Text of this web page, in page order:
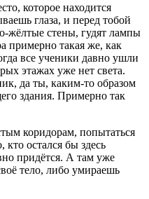
которое находится
глаза, и перед тобой
жёлтые стены, гудят лампы
примерно такая же, как
все ученики давно ушли
этажах уже нет света.
да ты, каким-то образом
здания. Примерно так
коридорам, попытаться
кто остался бы здесь
придётся. А там уже
тело, либо умираешь